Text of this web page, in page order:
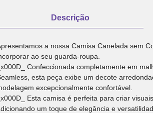
Descrição
a nossa Camisa Canelada sem
ao seu guarda-roupa.
_x000D_ Confeccionada completamente em
esta peça exibe um decote
excepcionalmente confortável.
_x000D_ Esta camisa é perfeita para criar
um toque de elegância e